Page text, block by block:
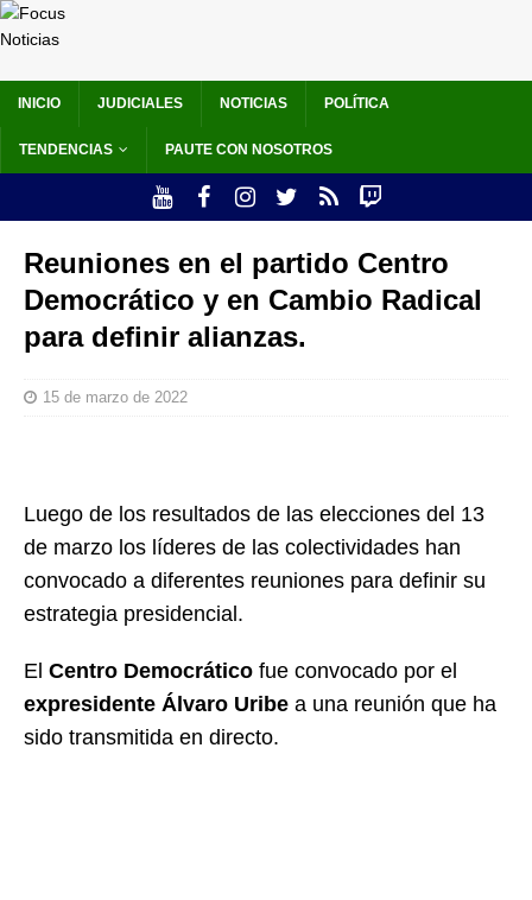
INICIO JUDICIALES NOTICIAS POLÍTICA
TENDENCIAS PAUTE CON NOSOTROS
Reuniones en el partido Centro
Democrático y en Cambio Radical
para definir alianzas.
15 de marzo de 2022
Luego de los resultados de las elecciones del 13
de marzo los líderes de las colectividades han
convocado a diferentes reuniones para definir su
estrategia presidencial.
El Centro Democrático fue convocado por el
expresidente Álvaro Uribe a una reunión que ha
sido transmitida en directo.